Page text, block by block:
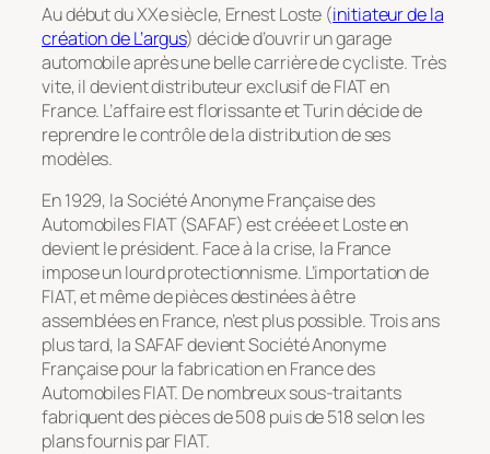
Au début du XXe siècle, Ernest Loste (initiateur de la
création de L’argus) décide d’ouvrir un garage
automobile après une belle carrière de cycliste. Très
vite, il devient distributeur exclusif de FIAT en
France. L’affaire est florissante et Turin décide de
reprendre le contrôle de la distribution de ses
modèles.
En 1929, la Société Anonyme Française des
Automobiles FIAT (SAFAF) est créée et Loste en
devient le président. Face à la crise, la France
impose un lourd protectionnisme. L’importation de
FIAT, et même de pièces destinées à être
assemblées en France, n’est plus possible. Trois ans
plus tard, la SAFAF devient Société Anonyme
Française pour la fabrication en France des
Automobiles FIAT. De nombreux sous-traitants
fabriquent des pièces de 508 puis de 518 selon les
plans fournis par FIAT.